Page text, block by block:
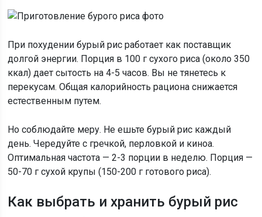
При похудении бурый рис работает как поставщик
долгой энергии. Порция в 100 г сухого риса (около 350
ккал) дает сытость на 4-5 часов. Вы не тянетесь к
перекусам. Общая калорийность рациона снижается
естественным путем.
Но соблюдайте меру. Не ешьте бурый рис каждый
день. Чередуйте с гречкой, перловкой и киноа.
Оптимальная частота — 2-3 порции в неделю. Порция —
50-70 г сухой крупы (150-200 г готового риса).
Как выбрать и хранить бурый рис